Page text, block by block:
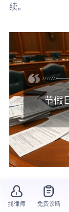
续。
节假
节假日
焚，特别想赶
找律师 免费诊断